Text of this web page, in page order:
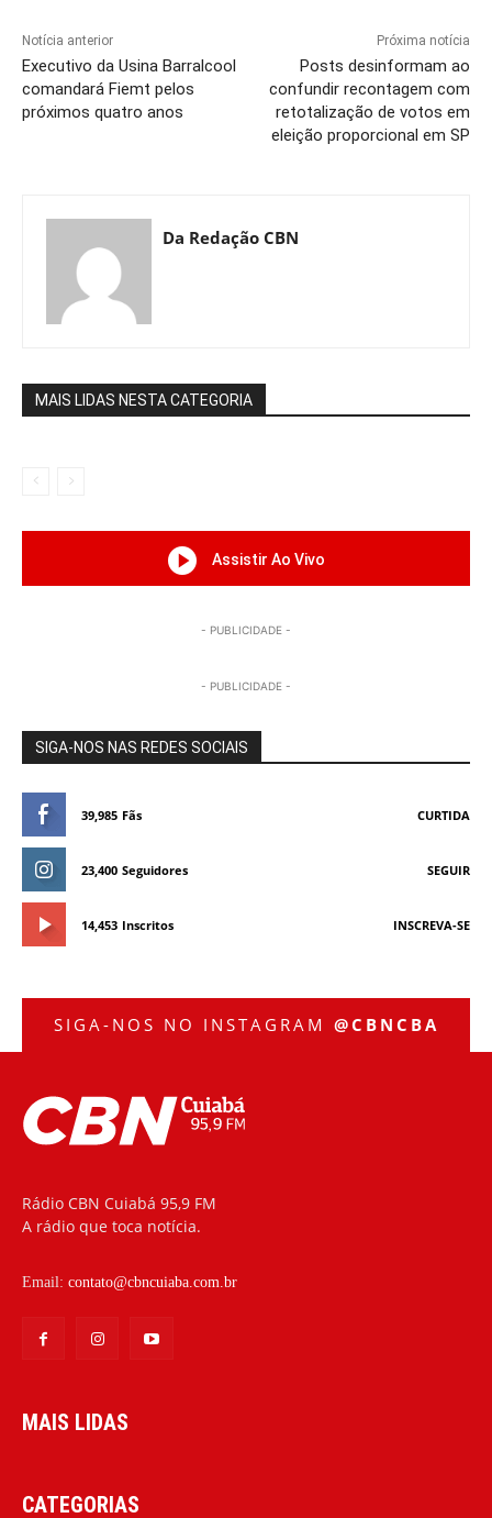
Notícia anterior
Executivo da Usina Barralcool
comandará Fiemt pelos
próximos quatro anos
Próxima notícia
Posts desinformam ao
confundir recontagem com
retotalização de votos em
eleição proporcional em SP
Da Redação CBN
MAIS LIDAS NESTA CATEGORIA
Assistir Ao Vivo
- PUBLICIDADE -
- PUBLICIDADE -
SIGA-NOS NAS REDES SOCIAIS
39,985 Fãs CURTIDA
23,400 Seguidores SEGUIR
14,453 Inscritos INSCREVA-SE
SIGA-NOS NO INSTAGRAM @CBNCBA
Rádio CBN Cuiabá 95,9 FM
A rádio que toca notícia.
Email: contato@cbncuiaba.com.br
MAIS LIDAS
CATEGORIAS